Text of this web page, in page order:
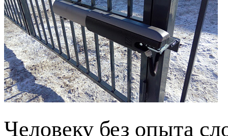
Человеку без опыта